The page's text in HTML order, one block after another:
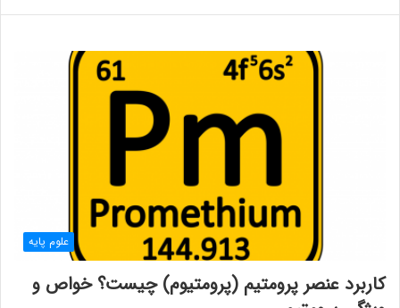
علوم پایه
کاربرد عنصر پرومتیم (پرومتیوم) چیست؟ خواص و